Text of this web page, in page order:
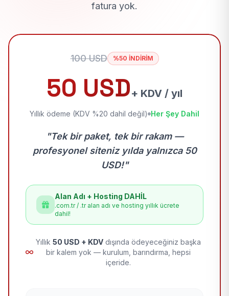
fatura yok.
100 USD %50 İNDİRİM
50 USD+ KDV / yıl
Yıllık ödeme (KDV %20 dahil değil) Her Şey Dahil
"Tek bir paket, tek bir rakam —
profesyonel siteniz yılda yalnızca 50
USD!"
Alan Adı + Hosting DAHİL
.com.tr / .tr alan adı ve hosting yıllık ücrete
dahil!
Yıllık 50 USD + KDV dışında ödeyeceğiniz başka
bir kalem yok — kurulum, barındırma, hepsi
içeride.